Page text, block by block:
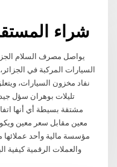
شراء
يواصل مصرف السلام
السيارات المركبة في
نفاد مخزون السيارات،
مشتقة بسيطة أي أنها
معين مقابل سعر معين
مؤسسة مالية وأحد عملائها